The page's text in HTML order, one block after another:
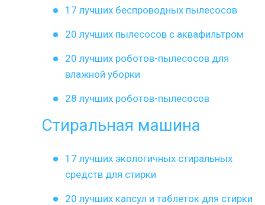
17 лучших беспроводных пылесосов
20 лучших пылесосов с аквафильтром
20 лучших роботов-пылесосов для
влажной уборки
28 лучших роботов-пылесосов
Стиральная машина
17 лучших экологичных стиральных
средств для стирки
20 лучших капсул и таблеток для стирки